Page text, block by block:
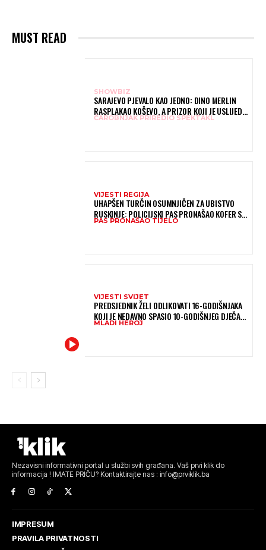
MUST READ
SHOWBIZ
SARAJEVO PJEVALO KAO JEDNO: DINO MERLIN
RASPLAKAO KOŠEVO, A PRIZOR KOJI JE USLIJEDIO
DUGO ĆE SE PAMTITI – HILJADE LJUDI PJEVALO
ČAROBNJAK PRIREDIO SPEKTAKL
VIJESTI REGIJA
UHAPŠEN TURČIN OSUMNJIČEN ZA UBISTVO
RUSKINJE: POLICIJSKI PAS PRONAŠAO KOFER S
TIJELOM
PAS PRONAŠAO TIJELO
VIJESTI SVIJET
PREDSJEDNIK ŽELI ODLIKOVATI 16-GODIŠNJAKA
KOJI JE NEDAVNO SPASIO 10-GODIŠNJEG DJEČAKA
IZ SMRTONOSNIH VALOVA
MLADI HEROJ
Nezavisni informativni portal u službi svih građana. Vaš prvi klik do
informacija ! IMATE PRIČU? Kontaktirajte nas : info@prviklik.ba
IMPRESUM
PRAVILA PRIVATNOSTI